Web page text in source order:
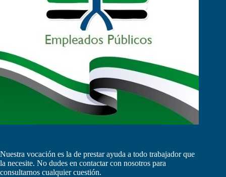
Nuestra vocación es la de prestar ayuda a todo trabajador que
la necesite. No dudes en contactar con nosotros para
consultarnos cualquier cuestión.